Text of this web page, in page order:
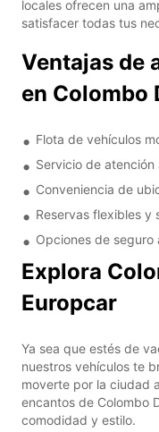
locales ofrecen una
satisfacer todas tus
Ventajas de
en Colombo
Flota de vehículos
Servicio de
Conveniencia de
Reservas flexibles y
Opciones de
Explora
Europcar
Ya sea que estés de
nuestros vehículos te
moverte por la ciudad
encantos de Colombo
comodidad y estilo.